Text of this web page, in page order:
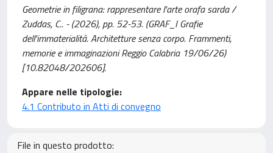
Geometrie in filigrana: rappresentare l'arte orafa sarda /
Zuddas, C.. - (2026), pp. 52-53. (GRAF_I Grafie
dell'immaterialità. Architetture senza corpo. Frammenti,
memorie e immaginazioni Reggio Calabria 19/06/26)
[10.82048/202606].
Appare nelle tipologie:
4.1 Contributo in Atti di convegno
File in questo prodotto: